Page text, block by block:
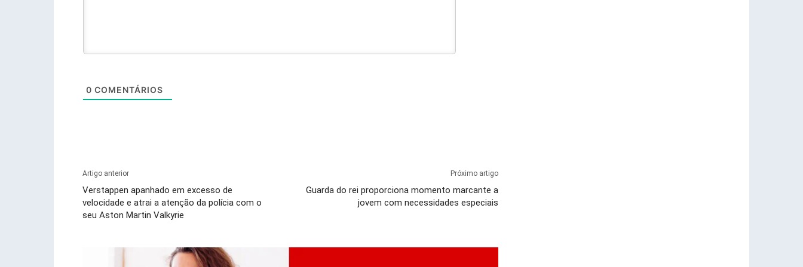
0 COMENTÁRIOS
Artigo anterior
Verstappen apanhado em excesso de
velocidade e atrai a atenção da polícia com o
seu Aston Martin Valkyrie
Próximo artigo
Guarda do rei proporciona momento marcante a
jovem com necessidades especiais